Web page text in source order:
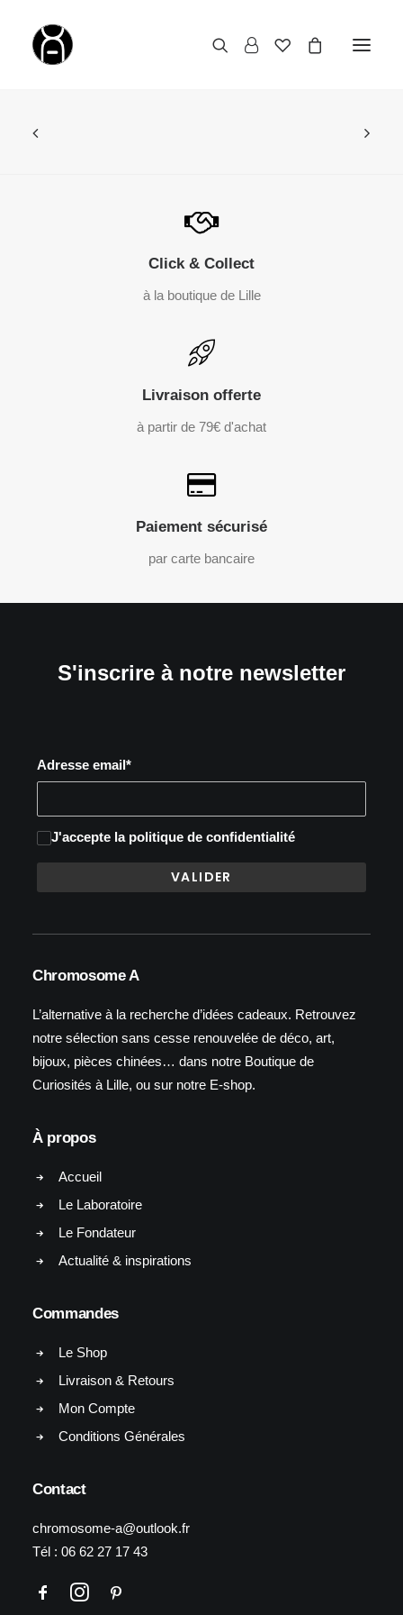
Click & Collect
à la boutique de Lille
Livraison offerte
à partir de 79€ d'achat
Paiement sécurisé
par carte bancaire
S'inscrire à notre newsletter
Adresse email*
J'accepte la politique de confidentialité
Chromosome A
L’alternative à la recherche d’idées cadeaux. Retrouvez
notre sélection sans cesse renouvelée de déco, art,
bijoux, pièces chinées… dans notre Boutique de
Curiosités à Lille, ou sur notre E-shop.
À propos
Accueil
Le Laboratoire
Le Fondateur
Actualité & inspirations
Commandes
Le Shop
Livraison & Retours
Mon Compte
Conditions Générales
Contact
chromosome-a@outlook.fr
Tél : 06 62 27 17 43